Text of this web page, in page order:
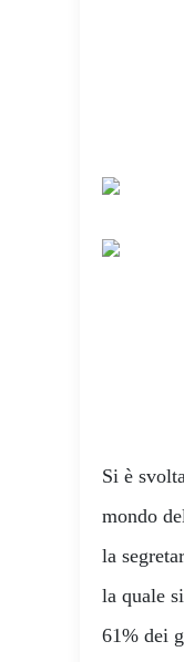
Si è
mondo
la
la quale
61% dei